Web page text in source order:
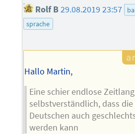
Rolf B29.08.2019 23:57
sprache
Hallo Martin,
Eine schier endlose
selbstverständlich, dass
Deutschen auch
werden kann